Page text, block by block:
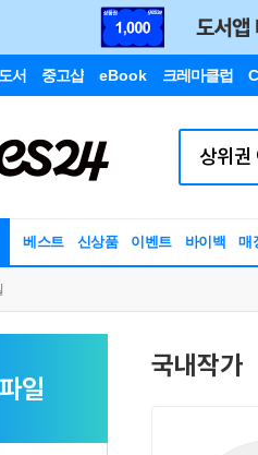
서 중고샵 eBook 크레마클럽
베스트 신상품 이벤트 바이백 매
일
국내작가